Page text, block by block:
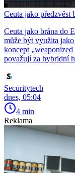
Ceuta jako předzvěst
Ceuta jako brána do
může být využita
koncept
považují za hybridní
Securitytech
dnes, 05:04
4 min
Reklama